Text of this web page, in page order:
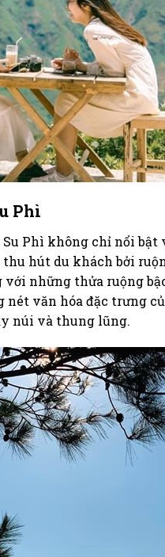
Phì
Su Phì không chỉ nổi
hút du khách bởi
những thửa ruộng
nét văn hóa đặc trưng
núi và thung lũng.